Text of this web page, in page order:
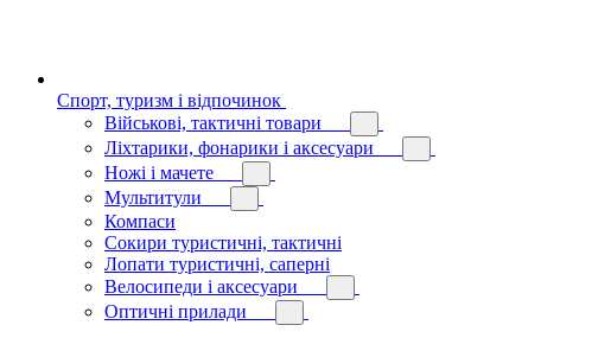
Спорт, туризм і відпочинок
Військові, тактичні товари
Ліхтарики, фонарики і аксесуари
Ножі і мачете
Мультитули
Компаси
Сокири туристичні, тактичні
Лопати туристичні, саперні
Велосипеди і аксесуари
Оптичні прилади